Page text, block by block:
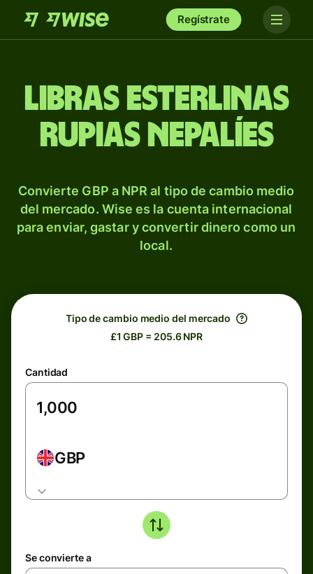
Regístrate
Libras esterlinas
rupias nepalíes
Convierte GBP a NPR al tipo de cambio medio
del mercado. Wise es la cuenta internacional
para enviar, gastar y convertir dinero como un
local.
Tipo de cambio medio del mercado
£1 GBP = 205.6 NPR
Cantidad
GBP
Se convierte a